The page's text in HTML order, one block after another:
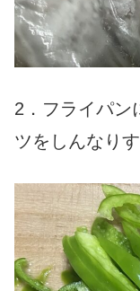
2．フライパン
ツをしんなり